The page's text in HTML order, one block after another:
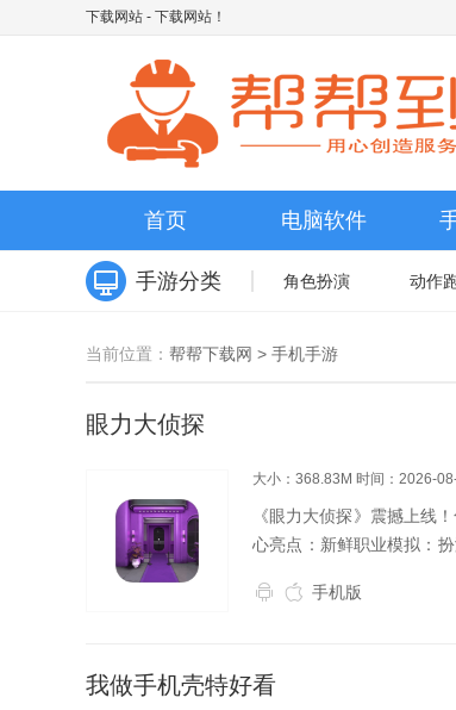
下载网站 - 下载网站！
首页 电脑软件
手游分类 角色扮演 动作
当前位置： 帮帮下载网 > 手机手游
眼力大侦探
大小：368.83M 时间：2026-
《眼力大侦探》震撼上线
心亮点​：新鲜职业模拟：
度互动：与200+NPC角
窃...
手机版
我做手机壳特好看